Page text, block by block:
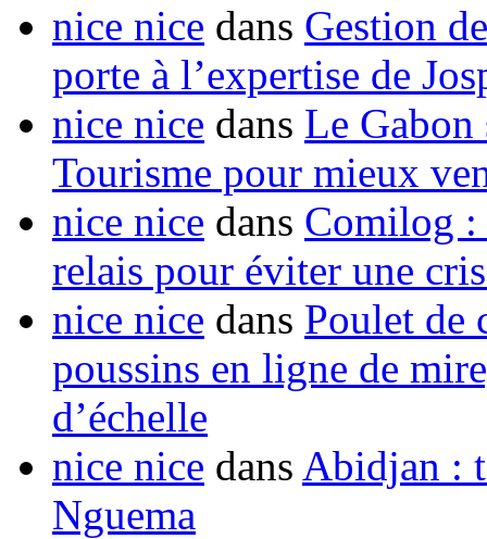
nice nice dans Gestion
porte à l’expertise de
nice nice dans Le Gabon
Tourisme pour mieux
nice nice dans Comilog :
relais pour éviter une
nice nice dans Poulet de
poussins en ligne de
d’échelle
nice nice dans Abidjan :
Nguema